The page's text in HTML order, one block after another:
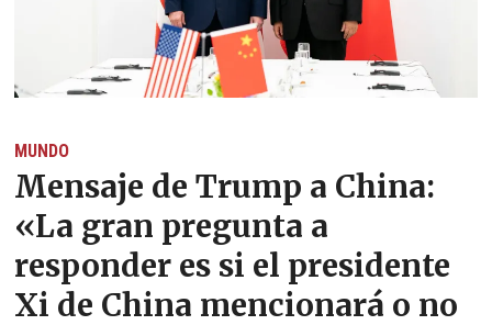
MUNDO
Mensaje de Trump a China:
«La gran pregunta a
responder es si el presidente
Xi de China mencionará o no